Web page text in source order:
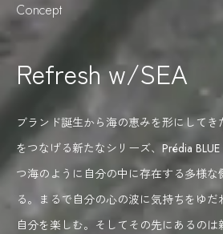
Concept
Refresh w/SEA
ブランド誕生から海の恵みを形にしてき
をつなげる新たなシリーズ、 Prédia BLUE
つ海のように 自分の中に存在する多様な
る。 まるで自分の心の波に気持ちをゆ
自分を楽しむ。 そしてその先にあるのは